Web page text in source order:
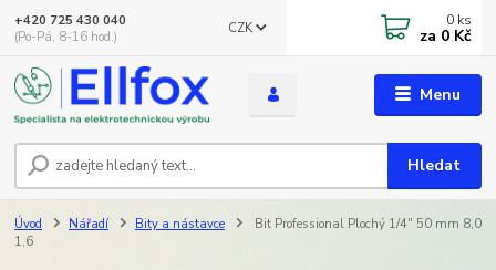
Menu
CZK
Hledat
+420 725 430 040
(Po-Pá, 8-16 hod.)
0 ks
za 0 Kč
Úvod Nářadí Bity a nástavce
Bit Professional Plochý 1/4" 50 mm 8,0
1,6